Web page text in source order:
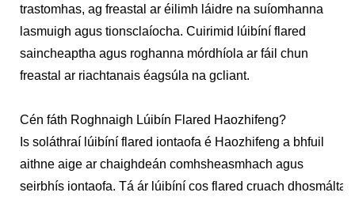
trastomhas, ag freastal ar éilimh láidre na suíomhanna
lasmuigh agus tionsclaíocha. Cuirimid lúibíní flared
saincheaptha agus roghanna mórdhíola ar fáil chun
freastal ar riachtanais éagsúla na gcliant.
Cén fáth Roghnaigh Lúibín Flared Haozhifeng?
Is soláthraí lúibíní flared iontaofa é Haozhifeng a bhfuil
aithne aige ar chaighdeán comhsheasmhach agus
seirbhís iontaofa. Tá ár lúibíní cos flared cruach dhosmálta